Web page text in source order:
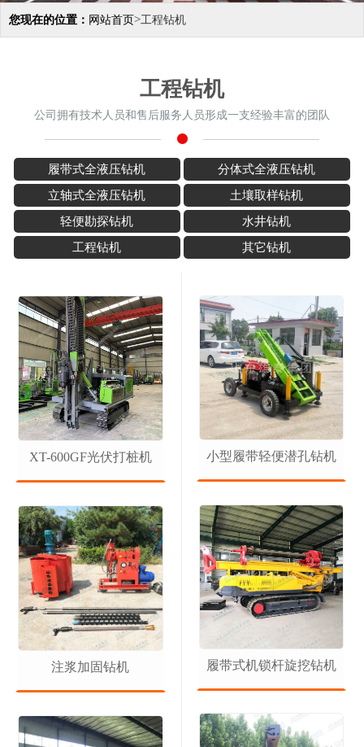
3
您现在的位置： 网站首页>工程钻机
工程钻机
公司拥有技术人员和售后服务人员形成一支经验丰富的团队
履带式全液压钻机 分体式全液压钻机
立轴式全液压钻机 土壤取样钻机
轻便勘探钻机 水井钻机
工程钻机 其它钻机
XT-600GF光伏打桩机
注浆加固钻机
小型履带轻便潜孔钻机
履带式机锁杆旋挖钻机